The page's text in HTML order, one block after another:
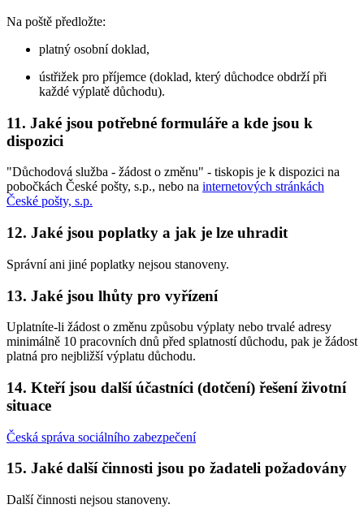
Na poště předložte:
platný osobní doklad,
ústřižek pro příjemce (doklad, který důchodce obdrží při
každé výplatě důchodu).
11. Jaké jsou potřebné formuláře a kde jsou k
dispozici
"Důchodová služba - žádost o změnu" - tiskopis je k dispozici na
pobočkách České pošty, s.p., nebo na internetových stránkách
České pošty, s.p.
12. Jaké jsou poplatky a jak je lze uhradit
Správní ani jiné poplatky nejsou stanoveny.
13. Jaké jsou lhůty pro vyřízení
Uplatníte-li žádost o změnu způsobu výplaty nebo trvalé adresy
minimálně 10 pracovních dnů před splatností důchodu, pak je žádost
platná pro nejbližší výplatu důchodu.
14. Kteří jsou další účastníci (dotčení) řešení životní
situace
Česká správa sociálního zabezpečení
15. Jaké další činnosti jsou po žadateli požadovány
Další činnosti nejsou stanoveny.